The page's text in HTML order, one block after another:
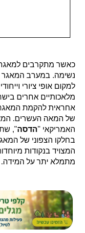
כאשר מתקרבים למאגר,
נשימה. במערב
למקום אופי ציורי
מלאכותיים אחרים
אחראית להקמת
של המאה העשרים.
האמריקאי "הדסה",
בחלקו הצפוני של
המצויד בנקודות
מתמלא יתר על המידה.